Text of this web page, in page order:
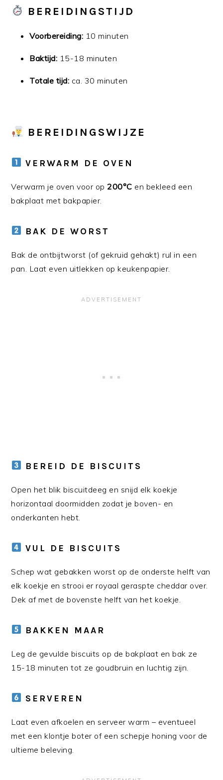
BEREIDINGSTIJD
Voorbereiding: 10 minuten
Baktijd: 15-18 minuten
Totale tijd: ca. 30 minuten
BEREIDINGSWIJZE
VERWARM DE OVEN
Verwarm je oven voor op200°C en bekleed een
bakplaat met bakpapier.
BAK DE WORST
Bak de ontbijtworst (of gekruid gehakt) rul in een
pan. Laat even uitlekken op keukenpapier.
BEREID DE BISCUITS
Open het blik biscuitdeeg en snijd elk koekje
horizontaal doormidden zodat je boven- en
onderkanten hebt.
VUL DE BISCUITS
Schep wat gebakken worst op de onderste helft van
elk koekje en strooi er royaal geraspte cheddar over.
Dek af met de bovenste helft van het koekje.
BAKKEN MAAR
Leg de gevulde biscuits op de bakplaat en bak ze
15-18 minuten tot ze goudbruin en luchtig zijn.
SERVEREN
Laat even afkoelen en serveer warm – eventueel
met een klontje boter of een schepje honing voor de
ultieme beleving.